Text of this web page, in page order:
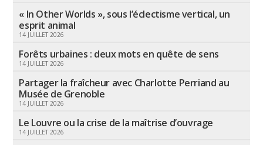
« In Other Worlds », sous l’éclectisme vertical, un
esprit animal
14 JUILLET 2026
Forêts urbaines : deux mots en quête de sens
14 JUILLET 2026
Partager la fraîcheur avec Charlotte Perriand au
Musée de Grenoble
14 JUILLET 2026
Le Louvre ou la crise de la maîtrise d’ouvrage
14 JUILLET 2026